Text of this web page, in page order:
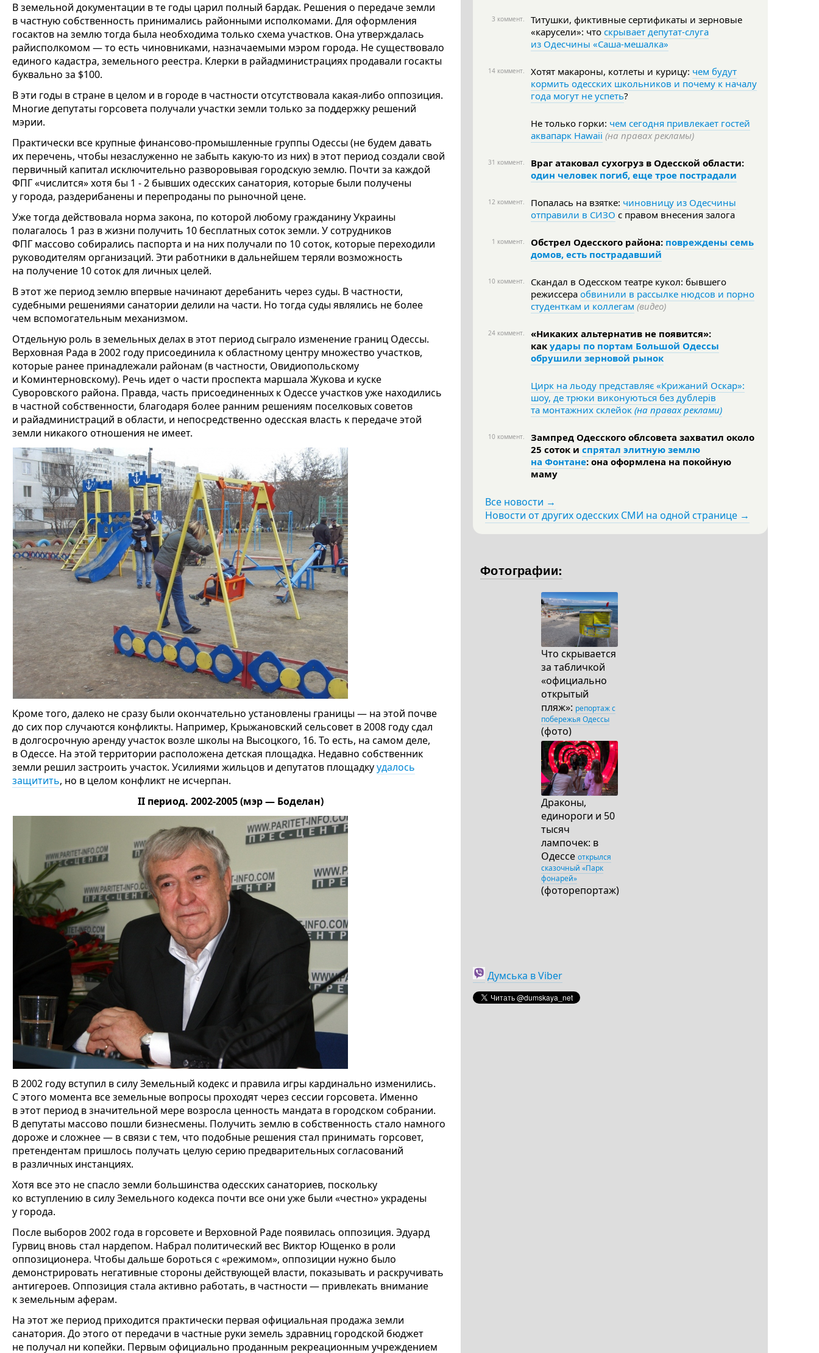
В земельной документации в те годы царил полный бардак. Решения о передаче земли
в частную собственность принимались районными исполкомами. Для оформления
госактов на землю тогда была необходима только схема участков. Она утверждалась
райисполкомом — то есть чиновниками, назначаемыми мэром города. Не существовало
единого кадастра, земельного реестра. Клерки в райадминистрациях продавали госакты
буквально за $100.
В эти годы в стране в целом и в городе в частности отсутствовала какая-либо оппозиция.
Многие депутаты горсовета получали участки земли только за поддержку решений
мэрии.
Практически все крупные финансово-промышленные группы Одессы (не будем давать
их перечень, чтобы незаслуженно не забыть какую-то из них) в этот период создали свой
первичный капитал исключительно разворовывая городскую землю. Почти за каждой
ФПГ «числится» хотя бы 1 - 2 бывших одесских санатория, которые были получены
у города, раздерибанены и перепроданы по рыночной цене.
Уже тогда действовала норма закона, по которой любому гражданину Украины
полагалось 1 раз в жизни получить 10 бесплатных соток земли. У сотрудников
ФПГ массово собирались паспорта и на них получали по 10 соток, которые переходили
руководителям организаций. Эти работники в дальнейшем теряли возможность
на получение 10 соток для личных целей.
В этот же период землю впервые начинают деребанить через суды. В частности,
судебными решениями санатории делили на части. Но тогда суды являлись не более
чем вспомогательным механизмом.
Отдельную роль в земельных делах в этот период сыграло изменение границ Одессы.
Верховная Рада в 2002 году присоединила к областному центру множество участков,
которые ранее принадлежали районам (в частности, Овидиопольскому
и Коминтерновскому). Речь идет о части проспекта маршала Жукова и куске
Суворовского района. Правда, часть присоединенных к Одессе участков уже находились
в частной собственности, благодаря более ранним решениям поселковых советов
и райадминистраций в области, и непосредственно одесская власть к передаче этой
земли никакого отношения не имеет.
Кроме того, далеко не сразу были окончательно установлены границы — на этой почве
до сих пор случаются конфликты. Например, Крыжановский сельсовет в 2008 году сдал
в долгосрочную аренду участок возле школы на Высоцкого, 16. То есть, на самом деле,
в Одессе. На этой территории расположена детская площадка. Недавно собственник
земли решил застроить участок. Усилиями жильцов и депутатов площадкуудалось
защитить, но в целом конфликт не исчерпан.
II период. 2002-2005 (мэр — Боделан)
В 2002 году вступил в силу Земельный кодекс и правила игры кардинально изменились.
С этого момента все земельные вопросы проходят через сессии горсовета. Именно
в этот период в значительной мере возросла ценность мандата в городском собрании.
В депутаты массово пошли бизнесмены. Получить землю в собственность стало намного
дороже и сложнее — в связи с тем, что подобные решения стал принимать горсовет,
претендентам пришлось получать целую серию предварительных согласований
в различных инстанциях.
Хотя все это не спасло земли большинства одесских санаториев, поскольку
ко вступлению в силу Земельного кодекса почти все они уже были «честно» украдены
у города.
После выборов 2002 года в горсовете и Верховной Раде появилась оппозиция. Эдуард
Гурвиц вновь стал нардепом. Набрал политический вес Виктор Ющенко в роли
оппозиционера. Чтобы дальше бороться с «режимом», оппозиции нужно было
демонстрировать негативные стороны действующей власти, показывать и раскручивать
антигероев. Оппозиция стала активно работать, в частности — привлекать внимание
к земельным аферам.
На этот же период приходится практически первая официальная продажа земли
санатория. До этого от передачи в частные руки земель здравниц городской бюджет
не получал ни копейки. Первым официально проданным рекреационным учреждением
3 коммент.
Титушки, фиктивные сертификаты и зерновые
«карусели»: что скрывает депутат-слуга
из Одесчины «Саша-мешалка»
14 коммент. Хотят макароны, котлеты и курицу: чем будут
кормить одесских школьников и почему к началу
года могут не успеть?
Не только горки: чем сегодня привлекает гостей
аквапарк Hawaii (на правах рекламы)
31 коммент.
Враг атаковал сухогруз в Одесской области:
один человек погиб, еще трое пострадали
12 коммент. Попалась на взятке: чиновницу из Одесчины
отправили в СИЗО с правом внесения залога
1 коммент. Обстрел Одесского района: повреждены семь
домов, есть пострадавший
10 коммент.
Скандал в Одесском театре кукол: бывшего
режиссера обвинили в рассылке нюдсов и порно
студенткам и коллегам (видео)
24 коммент.
«Никаких альтернатив не появится»:
как удары по портам Большой Одессы
обрушили зерновой рынок
Цирк на льоду представляє «Крижаний Оскар»:
шоу, де трюки виконуються без дублерів
та монтажних склейок (на правах реклами)
10 коммент.
Зампред Одесского облсовета захватил около
25 соток и спрятал элитную землю
на Фонтане: она оформлена на покойную
маму
Все новости →
Новости от других одесских СМИ на одной странице →
Фотографии:
Что скрывается
за табличкой
«официально
открытый
пляж»: репортаж с
побережья Одессы
(фото)
Драконы,
единороги и 50
тысяч
лампочек: в
Одессе открылся
сказочный «Парк
фонарей»
(фоторепортаж)
Думська в Viber